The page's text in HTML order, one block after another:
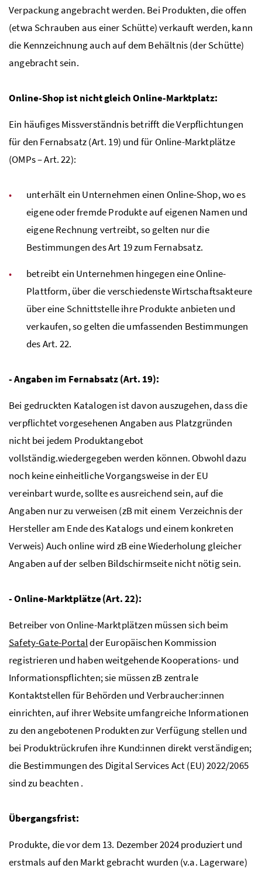
Verpackung angebracht werden. Bei Produkten, die offen
(etwa Schrauben aus einer Schütte) verkauft werden, kann
die Kennzeichnung auch auf dem Behältnis (der Schütte)
angebracht sein.
Online-Shop ist nicht gleich Online-Marktplatz:
Ein häufiges Missverständnis betrifft die Verpflichtungen
für den Fernabsatz (Art. 19) und für Online-Marktplätze
(OMPs – Art. 22):
unterhält ein Unternehmen einen Online-Shop, wo es
eigene oder fremde Produkte auf eigenen Namen und
eigene Rechnung vertreibt, so gelten nur die
Bestimmungen des Art 19 zum Fernabsatz.
betreibt ein Unternehmen hingegen eine Online-
Plattform, über die verschiedenste Wirtschaftsakteure
über eine Schnittstelle ihre Produkte anbieten und
verkaufen, so gelten die umfassenden Bestimmungen
des Art. 22.
- Angaben im Fernabsatz (Art. 19):
Bei gedruckten Katalogen ist davon auszugehen, dass die
verpflichtet vorgesehenen Angaben aus Platzgründen
nicht bei jedem Produktangebot
vollständig.wiedergegeben werden können. Obwohl dazu
noch keine einheitliche Vorgangsweise in der EU
vereinbart wurde, sollte es ausreichend sein, auf die
Angaben nur zu verweisen (zB mit einem Verzeichnis der
Hersteller am Ende des Katalogs und einem konkreten
Verweis) Auch online wird zB eine Wiederholung gleicher
Angaben auf der selben Bildschirmseite nicht nötig sein.
- Online-Marktplätze (Art. 22):
Betreiber von Online-Marktplätzen müssen sich beim
Safety-Gate-Portalder Europäischen Kommission
registrieren und haben weitgehende Kooperations- und
Informationspflichten; sie müssen zB zentrale
Kontaktstellen für Behörden und Verbraucher:innen
einrichten, auf ihrer Website umfangreiche Informationen
zu den angebotenen Produkten zur Verfügung stellen und
bei Produktrückrufen ihre Kund:innen direkt verständigen;
die Bestimmungen des Digital Services Act (EU) 2022/2065
sind zu beachten .
Übergangsfrist:
Produkte, die vor dem 13. Dezember 2024 produziert und
erstmals auf den Markt gebracht wurden (v.a. Lagerware)